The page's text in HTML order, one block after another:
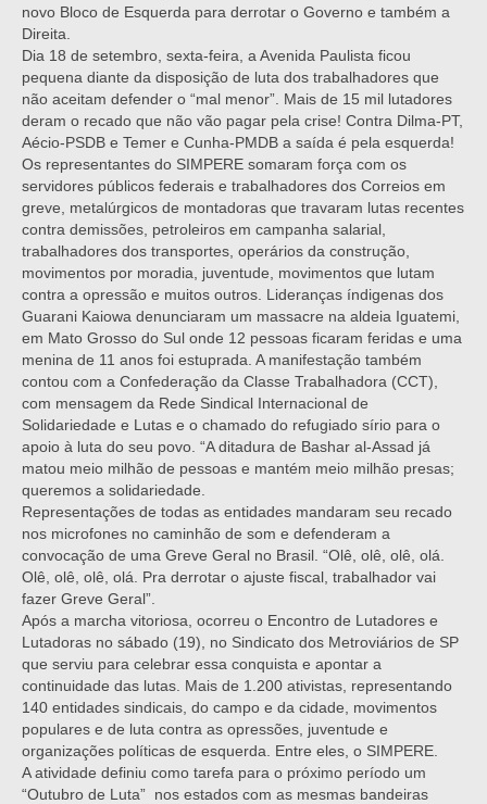
novo Bloco de Esquerda para derrotar o Governo e também a
Direita.
Dia 18 de setembro, sexta-feira, a Avenida Paulista ficou
pequena diante da disposição de luta dos trabalhadores que
não aceitam defender o “mal menor”. Mais de 15 mil lutadores
deram o recado que não vão pagar pela crise! Contra Dilma-PT,
Aécio-PSDB e Temer e Cunha-PMDB a saída é pela esquerda!
Os representantes do SIMPERE somaram força com os
servidores públicos federais e trabalhadores dos Correios em
greve, metalúrgicos de montadoras que travaram lutas recentes
contra demissões, petroleiros em campanha salarial,
trabalhadores dos transportes, operários da construção,
movimentos por moradia, juventude, movimentos que lutam
contra a opressão e muitos outros. Lideranças índigenas dos
Guarani Kaiowa denunciaram um massacre na aldeia Iguatemi,
em Mato Grosso do Sul onde 12 pessoas ficaram feridas e uma
menina de 11 anos foi estuprada. A manifestação também
contou com a Confederação da Classe Trabalhadora (CCT),
com mensagem da Rede Sindical Internacional de
Solidariedade e Lutas e o chamado do refugiado sírio para o
apoio à luta do seu povo. “A ditadura de Bashar al-Assad já
matou meio milhão de pessoas e mantém meio milhão presas;
queremos a solidariedade.
Representações de todas as entidades mandaram seu recado
nos microfones no caminhão de som e defenderam a
convocação de uma Greve Geral no Brasil. “Olê, olê, olê, olá.
Olê, olê, olê, olá. Pra derrotar o ajuste fiscal, trabalhador vai
fazer Greve Geral”.
Após a marcha vitoriosa, ocorreu o Encontro de Lutadores e
Lutadoras no sábado (19), no Sindicato dos Metroviários de SP
que serviu para celebrar essa conquista e apontar a
continuidade das lutas. Mais de 1.200 ativistas, representando
140 entidades sindicais, do campo e da cidade, movimentos
populares e de luta contra as opressões, juventude e
organizações políticas de esquerda. Entre eles, o SIMPERE.
A atividade definiu como tarefa para o próximo período um
“Outubro de Luta” nos estados com as mesmas bandeiras